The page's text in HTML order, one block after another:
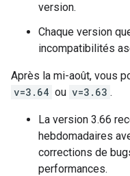
version.
Chaque version
incompatibilités
Après la mi-août, vous
v=3.64 ou v=3.63 .
La version 3.66
hebdomadaires
corrections de
performances.